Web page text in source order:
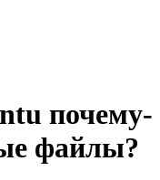
почему-
файлы?